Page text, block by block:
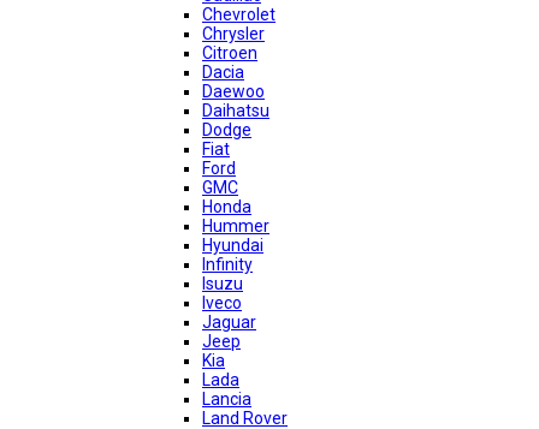
Chevrolet
Chrysler
Citroen
Dacia
Daewoo
Daihatsu
Dodge
Fiat
Ford
GMC
Honda
Hummer
Hyundai
Infinity
Isuzu
Iveco
Jaguar
Jeep
Kia
Lada
Lancia
Land Rover